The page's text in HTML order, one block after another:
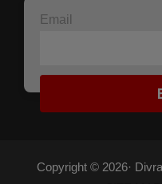
Email
Copyright © 2026·